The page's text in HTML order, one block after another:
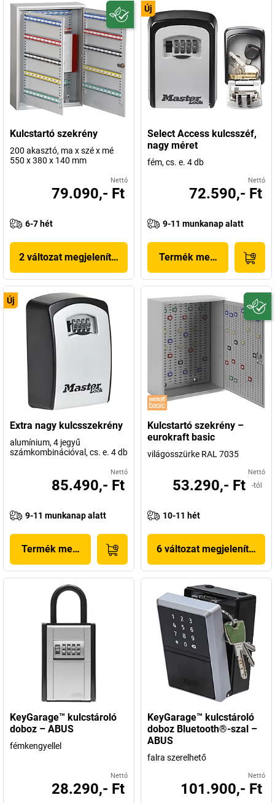
Kulcstartó szekrény
200 akasztó, ma x szé x mé
550 x 380 x 140 mm
Nettó
79.090,- Ft
6-7 hét
2 változat megjelenítése
Új
Select Access kulcsszéf,
nagy méret
fém, cs. e. 4 db
Nettó
72.590,- Ft
9-11 munkanap alatt
Termék megjelenítése
Új
Extra nagy kulcsszekrény
alumínium, 4 jegyű
számkombinációval, cs. e. 4 db
Nettó
85.490,- Ft
9-11 munkanap alatt
Termék megjelenítése
Kulcstartó szekrény –
eurokraft basic
világosszürke RAL 7035
Nettó
53.290,- Ft -tól
10-11 hét
6 változat megjelenítése
KeyGarage™ kulcstároló
doboz – ABUS
fémkengyellel
Nettó
28.290,- Ft
KeyGarage™ kulcstároló
doboz Bluetooth®-szal –
ABUS
falra szerelhető
Nettó
101.900,- Ft